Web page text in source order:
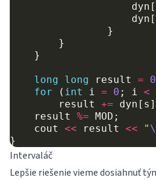
dyn [
dyn [
}
}
}
long long result = 0
for
( int i = 0 ; i <
result
+= dyn [ s
result
%= MOD ;
cout
<< result << "
}
Intervaláč
Lepšie riešenie vieme dosiahnuť